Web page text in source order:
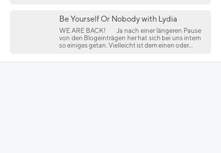
Be Yourself Or Nobody with Lydia
WE ARE BACK!
Ja nach einer längeren Pause
von den Blogeinträgen her hat sich bei uns intern
so einiges getan. Vielleicht ist dem einen oder...